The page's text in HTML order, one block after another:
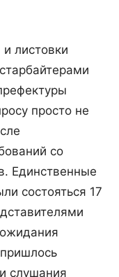
листовки
просто не
со
Единственные
состояться 17
слушания